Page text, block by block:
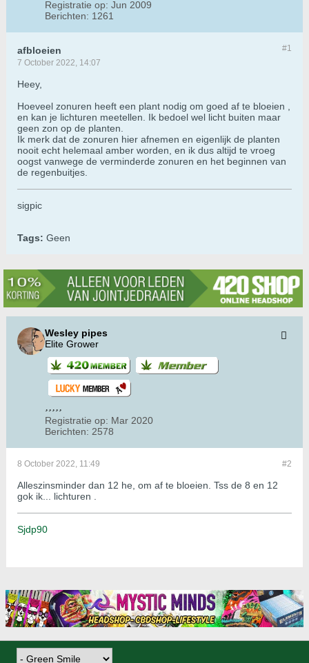
Registratie op: Jun 2009
Berichten: 1261
#1
afbloeien
7 October 2022, 14:07
Heey,
Hoeveel zonuren heeft een plant nodig om goed af te bloeien ,
en kan je lichturen meetellen. Ik bedoel wel licht buiten maar
geen zon op de planten.
Ik merk dat de zonuren hier afnemen en eigenlijk de planten
nooit echt helemaal amber worden, en ik dus altijd te vroeg
oogst vanwege de verminderde zonuren en het beginnen van
de regenbuitjes.
sigpic
Tags: Geen
Wesley pipes
Elite Grower
Registratie op: Mar 2020
Berichten: 2578
#2
8 October 2022, 11:49
Alleszinsminder dan 12 he, om af te bloeien. Tss de 8 en 12
gok ik... lichturen .
Sjdp90